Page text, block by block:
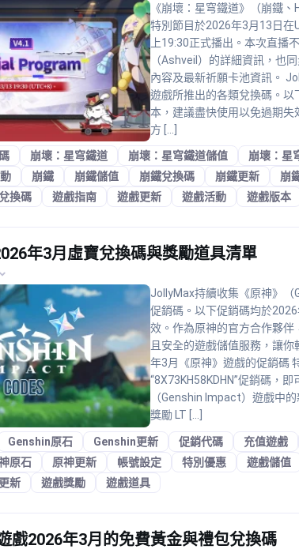
《崩壞：星穹鐵道》（崩鐵
特別節目於2026年3月13日在
上19:30正式播出。本次直播
（Ashveil）的詳細資訊，也
內容及最新祈願卡池資訊。
遊戲所推出的各類兌換碼。
本，建議盡快使用以免過期
方 […]
崩壞：星穹鐵道 崩壞：星穹鐵道儲值 崩壞：星
崩鐵 崩鐵儲值 崩鐵兌換碼 崩鐵更新 崩
換碼 遊戲指南 遊戲更新 遊戲活動 遊戲版本
年3月虛寶兌換碼與獎勵道具清單
JollyMax持續收集《原神》
促銷碼。以下促銷碼均於
效。作為原神的官方合作夥
且安全的遊戲儲值服務，讓
年3月《原神》遊戲的促銷碼
“8X73KH58KDHN”促銷碼，
（Genshin Impact）遊戲中
獎勵 LT […]
Genshin原石 Genshin更新 促銷代碼 充值遊戲
原石 原神更新 帳號設定 特別優惠 遊戲儲值
新 遊戲獎勵 遊戲道具
戲2026年3月的免費黃金與禮包兌換碼